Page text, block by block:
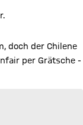
doch der Chilene
per Grätsche -